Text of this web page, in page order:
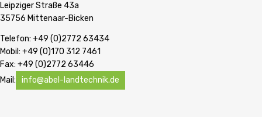
Leipziger Straße 43a
35756 Mittenaar-Bicken
Telefon: +49 (0)2772 63434
Mobil: +49 (0)170 312 7461
Fax: +49 (0)2772 63446
Mail:
info@abel-landtechnik.de